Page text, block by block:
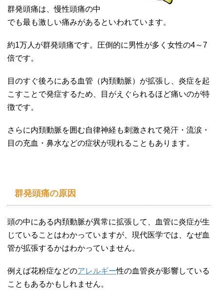
群発頭痛は、慢性頭痛の中
でも最も激しい痛みがあるといわれています。
約1万人が群発頭痛です。圧倒的に男性が多く女性の4～7
倍です。
目のすぐ後ろにある血管（内頚動脈）が拡張し、炎症を起
こすことで発症するため、目がえぐられるほど痛いのが特
徴です。
さらに内頚動脈を囲む自律神経も刺激されて発汗・流涙・
目の充血・鼻水などの症状が現れることもあります。
群発頭痛の原因
頭の中にある内頚動脈が異常に拡張して、血管に炎症が生
じていることはわかっていますが、現代医学では、なぜ血
管が拡張するかはわかっていません。
例えば花粉症などのアレルギー性の血管炎が影響している
こともあるかもしれません。